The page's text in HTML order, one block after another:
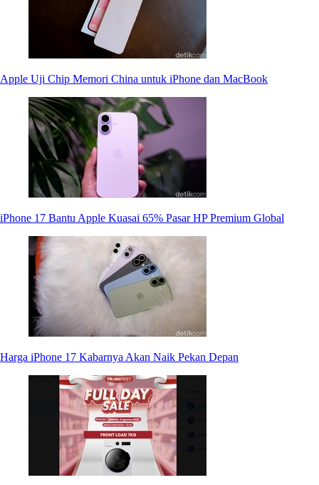
Apple Uji Chip Memori China untuk iPhone dan MacBook
iPhone 17 Bantu Apple Kuasai 65% Pasar HP Premium Global
Harga iPhone 17 Kabarnya Akan Naik Pekan Depan